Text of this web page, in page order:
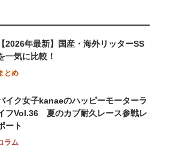
【2026年最新】国産・海外リッターSS
一気に比較！
とめ
イク女子kanaeのハッピーモーターラ
フVol.36 夏のカブ耐久レース参戦レ
ート
ラム